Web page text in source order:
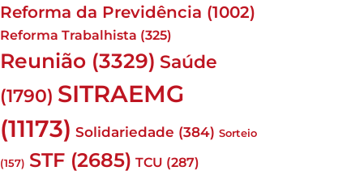
Reforma da Previdência (1002)
Reforma Trabalhista (325)
Reunião (3329) Saúde
(1790) SITRAEMG
(11173) Solidariedade (384) Sorteio
(157) STF (2685) TCU (287)